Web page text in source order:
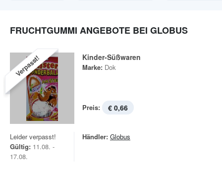
FRUCHTGUMMI ANGEBOTE BEI GLOBUS
Verpasst! Kinder-Süßwaren
Marke: Dok
Preis: € 0,66
Leider verpasst!
Gültig: 11.08. -
17.08.
Händler: Globus